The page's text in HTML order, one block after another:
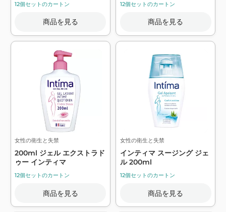
12個セットのカートン
商品を見る
12個セットのカートン
商品を見る
女性の衛生と失禁
200ml ジェル エクストラド
ゥー インティマ
12個セットのカートン
商品を見る
女性の衛生と失禁
インティマ スージング ジェ
ル 200ml
12個セットのカートン
商品を見る